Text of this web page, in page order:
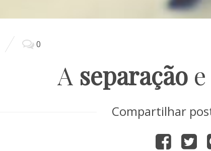
0
A separação
Compartilhar